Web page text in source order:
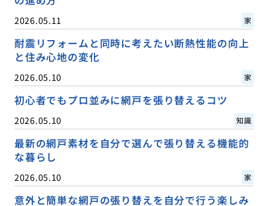
2026.05.11 家
耐震リフォームと同時に考えたい断熱性能の向上
と住み心地の変化
2026.05.10 家
初心者でもプロ並みに網戸を張り替えるコツ
2026.05.10 知識
最新の網戸素材を自分で選んで張り替える機能的
な暮らし
2026.05.10 家
意外と簡単な網戸の張り替えを自分で行う楽しみ